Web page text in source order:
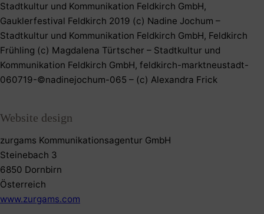
Stadtkultur und Kommunikation Feldkirch GmbH,
Gauklerfestival Feldkirch 2019 (c) Nadine Jochum –
Stadtkultur und Kommunikation Feldkirch GmbH, Feldkirch
Frühling (c) Magdalena Türtscher – Stadtkultur und
Kommunikation Feldkirch GmbH, feldkirch-marktneustadt-
060719-©nadinejochum-065 – (c) Alexandra Frick
Website design
zurgams Kommunikationsagentur GmbH
Steinebach 3
6850 Dornbirn
Österreich
www.zurgams.com